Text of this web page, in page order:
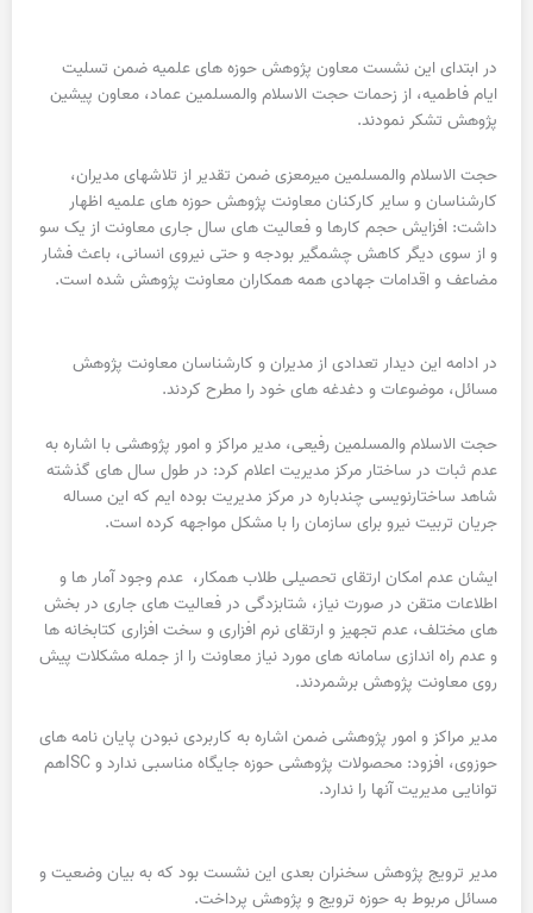
در ابتدای این نشست معاون پژوهش حوزه های علمیه ضمن تسلیت
ایام فاطمیه، از زحمات حجت الاسلام والمسلمین عماد، معاون پیشین
پژوهش تشکر نمودند.
حجت الاسلام والمسلمین میرمعزی ضمن تقدیر از تلاشهای مدیران،
کارشناسان و سایر کارکنان معاونت پژوهش حوزه های علمیه اظهار
داشت: افزایش حجم کارها و فعالیت های سال جاری معاونت از یک سو
و از سوی دیگر کاهش چشمگیر بودجه و حتی نیروی انسانی، باعث فشار
مضاعف و اقدامات جهادی همه همکاران معاونت پژوهش شده است.
در ادامه این دیدار تعدادی از مدیران و کارشناسان معاونت پژوهش
مسائل، موضوعات و دغدغه های خود را مطرح کردند.
حجت الاسلام والمسلمین رفیعی، مدیر مراکز و امور پژوهشی با اشاره به
عدم ثبات در ساختار مرکز مدیریت اعلام کرد: در طول سال های گذشته
شاهد ساختارنویسی چندباره در مرکز مدیریت بوده ایم که این مساله
جریان تربیت نیرو برای سازمان را با مشکل مواجهه کرده است.
ایشان عدم امکان ارتقای تحصیلی طلاب همکار، عدم وجود آمار ها و
اطلاعات متقن در صورت نیاز، شتابزدگی در فعالیت های جاری در بخش
های مختلف، عدم تجهیز و ارتقای نرم افزاری و سخت افزاری کتابخانه ها
و عدم راه اندازی سامانه های مورد نیاز معاونت را از جمله مشکلات پیش
روی معاونت پژوهش برشمردند.
مدیر مراکز و امور پژوهشی ضمن اشاره به کاربردی نبودن پایان نامه های
حوزوی، افزود: محصولات پژوهشی حوزه جایگاه مناسبی ندارد و ISCهم
توانایی مدیریت آنها را ندارد.
مدیر ترویج پژوهش سخنران بعدی این نشست بود که به بیان وضعیت و
مسائل مربوط به حوزه ترویج و پژوهش پرداخت.